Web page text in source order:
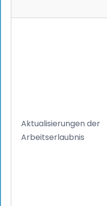
Aktualisierungen der
Arbeitserlaubnis